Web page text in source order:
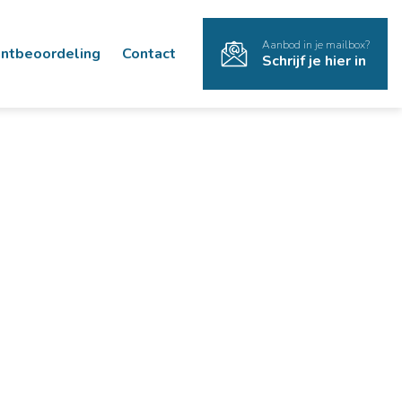
Contact Aanbod in je mailbox?
Schrijf je hier in